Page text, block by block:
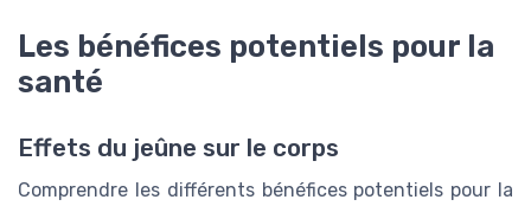
Les bénéfices potentiels pour la
santé
Effets du jeûne sur le corps
Comprendre les différents bénéfices potentiels pour la